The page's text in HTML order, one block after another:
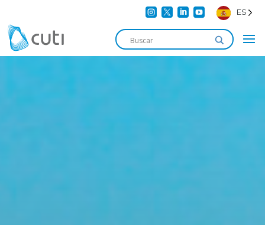
    ES